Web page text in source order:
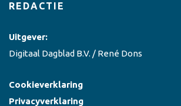
REDACTIE
Uitgever:
Digitaal Dagblad B.V. / René Dons
Cookieverklaring
Privacyverklaring